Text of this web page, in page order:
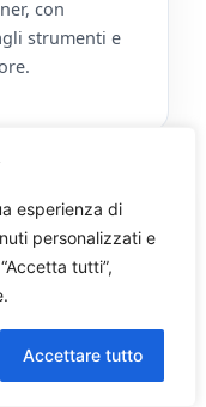
esperienza di
personalizzati e
tutti”,
Accettare tutto
con
strumenti e
IT
Wi-Fi, data
con il resto
e